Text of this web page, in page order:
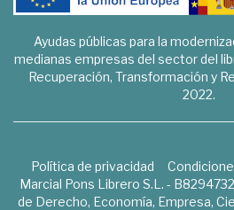
Ayudas públicas para la
medianas empresas del sector del
Recuperación, Transformación y
2022.
Política de privacidad
Marcial Pons Librero S.L. -
de Derecho, Economía, Empresa,